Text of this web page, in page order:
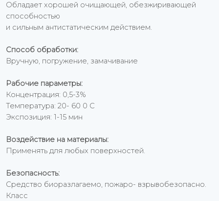
Обладает хорошей очищающей, обезжиривающей
способностью
и сильным антистатическим действием.
Способ обработки:
Вручную, погружение, замачивание
Рабочие параметры:
Концентрация: 0,5-3%
Температура: 20- 60 0 С
Экспозиция: 1-15 мин
Воздействие на материалы:
Применять для любых поверхностей.
Безопасность:
Средство биоразлагаемо, пожаро- взрывобезопасно.
Класс